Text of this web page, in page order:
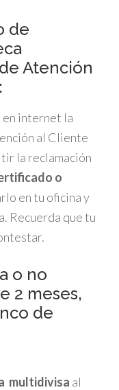
de
Atención
en internet la
al Cliente
la reclamación
o
en tu oficina y
Recuerda que tu
o no
2 meses,
de
multidivisa al